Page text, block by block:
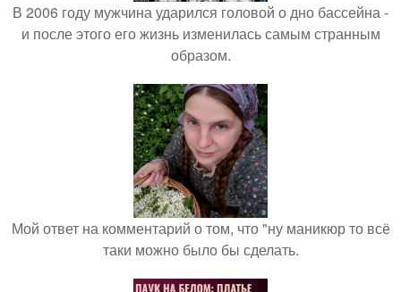
В 2006 году мужчина ударился головой о дно бассейна -
и после этого его жизнь изменилась самым странным
образом.
Мой ответ на комментарий о том, что "ну маникюр то всё
таки можно было бы сделать.